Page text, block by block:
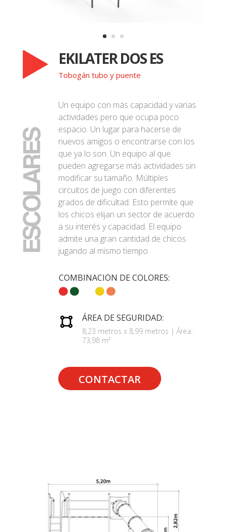
EKILATER DOS ES
Tobogán tubo y puente
Un equipo con más capacidad y varias
actividades pero que ocupa poco
espacio. Un lugar para hacerse de
nuevos amigos o encontrarse con los
que ya lo son. Un equipo al que
pueden agregarse más actividades sin
modificar su tamaño. Múltiples
circuitos de juego con diferentes
grados de dificultad. Esto permite que
los chicos elijan un sector de acuerdo
a su interés y capacidad. El equipo
admite una gran cantidad de chicos
jugando al mismo tiempo.
COMBINACIÓN DE COLORES:
ÁREA DE SEGURIDAD:
8,23 metros x 8,99 metros | Área:
73,98 m²
CONTACTAR